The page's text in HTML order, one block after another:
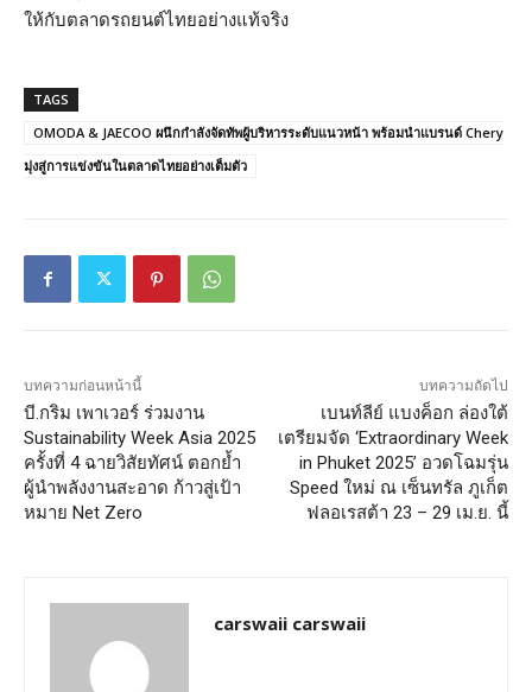
ให้กับตลาดรถยนต์ไทยอย่างแท้จริง
TAGS
OMODA & JAECOO ผนึกกำลังจัดทัพผู้บริหารระดับแนวหน้า พร้อมนำแบรนด์ Chery
มุ่งสู่การแข่งขันในตลาดไทยอย่างเต็มตัว
บทความก่อนหน้านี้
บี.กริม เพาเวอร์ ร่วมงาน
Sustainability Week Asia 2025
ครั้งที่ 4 ฉายวิสัยทัศน์ ตอกย้ำ
ผู้นำพลังงานสะอาด ก้าวสู่เป้า
หมาย Net Zero
บทความถัดไป
เบนท์ลีย์ แบงค็อก ล่องใต้
เตรียมจัด ‘Extraordinary Week
in Phuket 2025’ อวดโฉมรุ่น
Speed ใหม่ ณ เซ็นทรัล ภูเก็ต
ฟลอเรสต้า 23 – 29 เม.ย. นี้
carswaii carswaii